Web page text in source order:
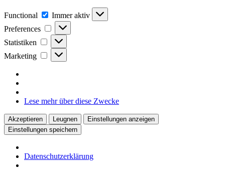
Functional
Immer aktiv
Preferences
Statistiken
Marketing
Lese mehr über diese Zwecke
Akzeptieren Leugnen
Einstellungen anzeigen
Einstellungen speichern
Datenschutzerklärung